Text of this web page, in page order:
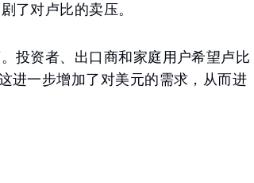
了对卢比的卖压。
投资者、出口商和家庭用户希望卢比
进一步增加了对美元的需求，从而进